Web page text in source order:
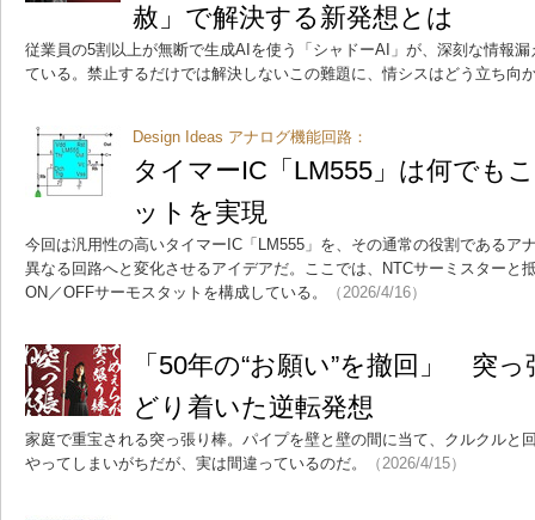
赦」で解決する新発想とは
従業員の5割以上が無断で生成AIを使う「シャドーAI」が、深刻な情報
ている。禁止するだけでは解決しないこの難題に、情シスはどう立ち向
Design Ideas アナログ機能回路：
タイマーIC「LM555」は何で
ットを実現
今回は汎用性の高いタイマーIC「LM555」を、その通常の役割であるア
異なる回路へと変化させるアイデアだ。ここでは、NTCサーミスターと
ON／OFFサーモスタットを構成している。
（2026/4/16）
「50年の“お願い”を撤回」 突
どり着いた逆転発想
家庭で重宝される突っ張り棒。パイプを壁と壁の間に当て、クルクルと
やってしまいがちだが、実は間違っているのだ。
（2026/4/15）